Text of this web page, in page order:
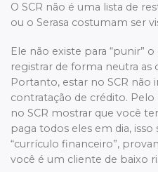
O SCR não é uma lista de
ou o Serasa costumam ser
Ele não existe para “punir”
registrar de forma neutra as
Portanto, estar no SCR
contratação de crédito.
no SCR mostrar que você
paga todos eles em dia,
“currículo financeiro”,
você é um cliente de baixo